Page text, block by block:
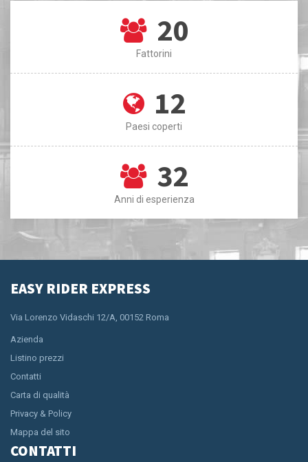
20
Fattorini
12
Paesi coperti
32
Anni di esperienza
EASY RIDER EXPRESS
Via Lorenzo Vidaschi 12/A, 00152 Roma
Azienda
Listino prezzi
Contatti
Carta di qualità
Privacy & Policy
Mappa del sito
CONTATTI